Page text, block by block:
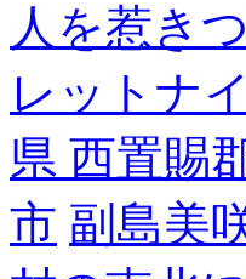
人を惹き
レットナ
県 西置賜
市 副島美